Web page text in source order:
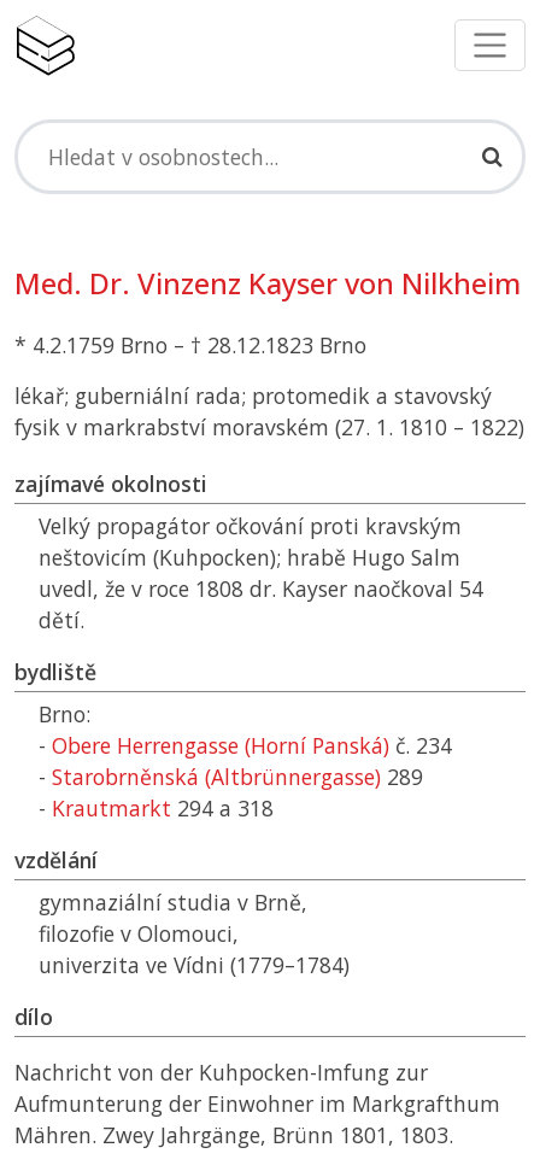
Med. Dr. Vinzenz Kayser von Nilkheim
* 4.2.1759 Brno – † 28.12.1823 Brno
lékař; guberniální rada; protomedik a stavovský
fysik v markrabství moravském (27. 1. 1810 – 1822)
zajímavé okolnosti
Velký propagátor očkování proti kravským
neštovicím (Kuhpocken); hrabě Hugo Salm
uvedl, že v roce 1808 dr. Kayser naočkoval 54
dětí.
bydliště
Brno:
- Obere Herrengasse (Horní Panská) č. 234
- Starobrněnská (Altbrünnergasse) 289
- Krautmarkt 294 a 318
vzdělání
gymnaziální studia v Brně,
filozofie v Olomouci,
univerzita ve Vídni (1779–1784)
dílo
Nachricht von der Kuhpocken-Imfung zur
Aufmunterung der Einwohner im Markgrafthum
Mähren. Zwey Jahrgänge, Brünn 1801, 1803.